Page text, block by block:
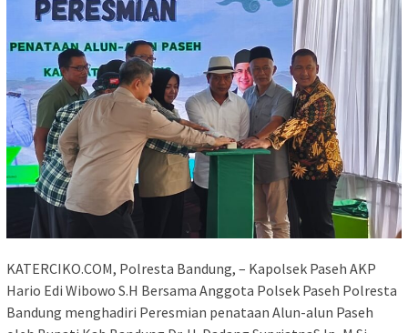
KATERCIKO.COM, Polresta Bandung, – Kapolsek Paseh AKP
Hario Edi Wibowo S.H Bersama Anggota Polsek Paseh Polresta
Bandung menghadiri Peresmian penataan Alun-alun Paseh